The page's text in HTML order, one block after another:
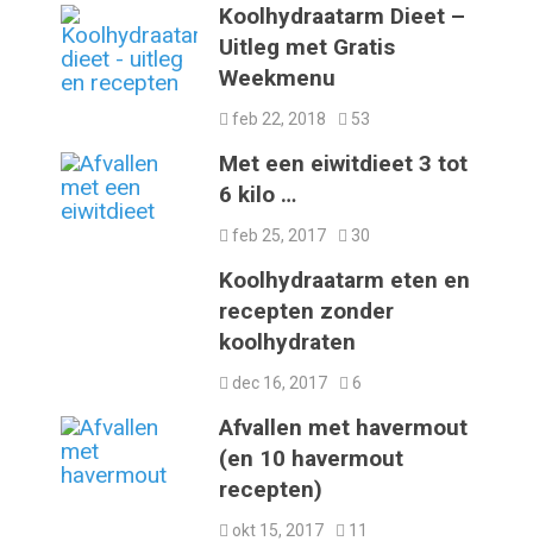
Koolhydraatarm Dieet –
Uitleg met Gratis
Weekmenu
feb 22, 2018 53
Met een eiwitdieet 3 tot
6 kilo …
feb 25, 2017 30
Koolhydraatarm eten en
recepten zonder
koolhydraten
dec 16, 2017 6
Afvallen met havermout
(en 10 havermout
recepten)
okt 15, 2017 11